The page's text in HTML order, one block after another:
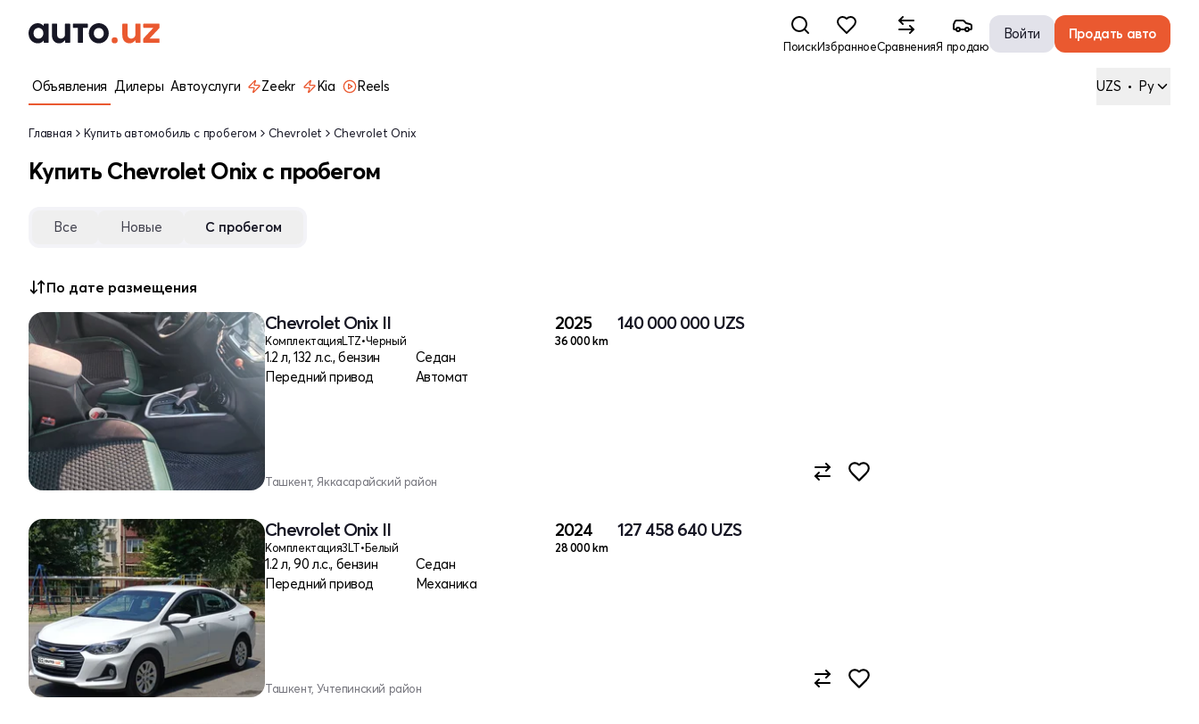
ПоискИзбранноеСравненияЯ продаю
Войти Продать авто
Объявления Дилеры Автоуслуги Zeekr Kia Reels UZS • Ру
Главная Купить автомобиль с пробегом Chevrolet Chevrolet Onix
Купить Chevrolet Onix с пробегом
Все Новые С пробегом
По дате размещения
Chevrolet Onix II
КомплектацияLTZ•Черный
1.2 л, 132 л.с., бензин
Седан
Передний привод
Автомат
2025
36 000 km
140 000 000 UZS
Ташкент, Яккасарайский район
Chevrolet Onix II
Комплектация3LT•Белый
1.2 л, 90 л.с., бензин
Седан
Передний привод
Механика
2024
28 000 km
127 458 640 UZS
Ташкент, Учтепинский район